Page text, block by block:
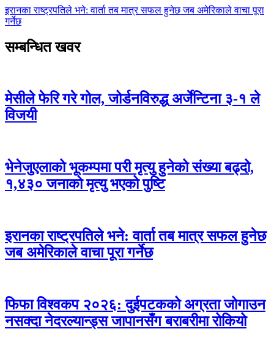
इरानका राष्ट्रपतिले भने: वार्ता तब मात्र सफल हुनेछ जब अमेरिकाले वाचा पूरा
गर्नेछ
सम्बन्धित खवर
मेसीले फेरि गरे गोल, जोर्डनविरुद्ध अर्जेन्टिना ३-१ ले
विजयी
भेनेजुएलाको भूकम्पमा परी मृत्यु हुनेको संख्या बढ्दो,
१,४३० जनाको मृत्यु भएको पुष्टि
इरानका राष्ट्रपतिले भने: वार्ता तब मात्र सफल हुनेछ
जब अमेरिकाले वाचा पूरा गर्नेछ
फिफा विश्वकप २०२६: दुईपटकको अग्रता जोगाउन
नसक्दा नेदरल्यान्ड्स जापानसँग बराबरीमा रोकियो